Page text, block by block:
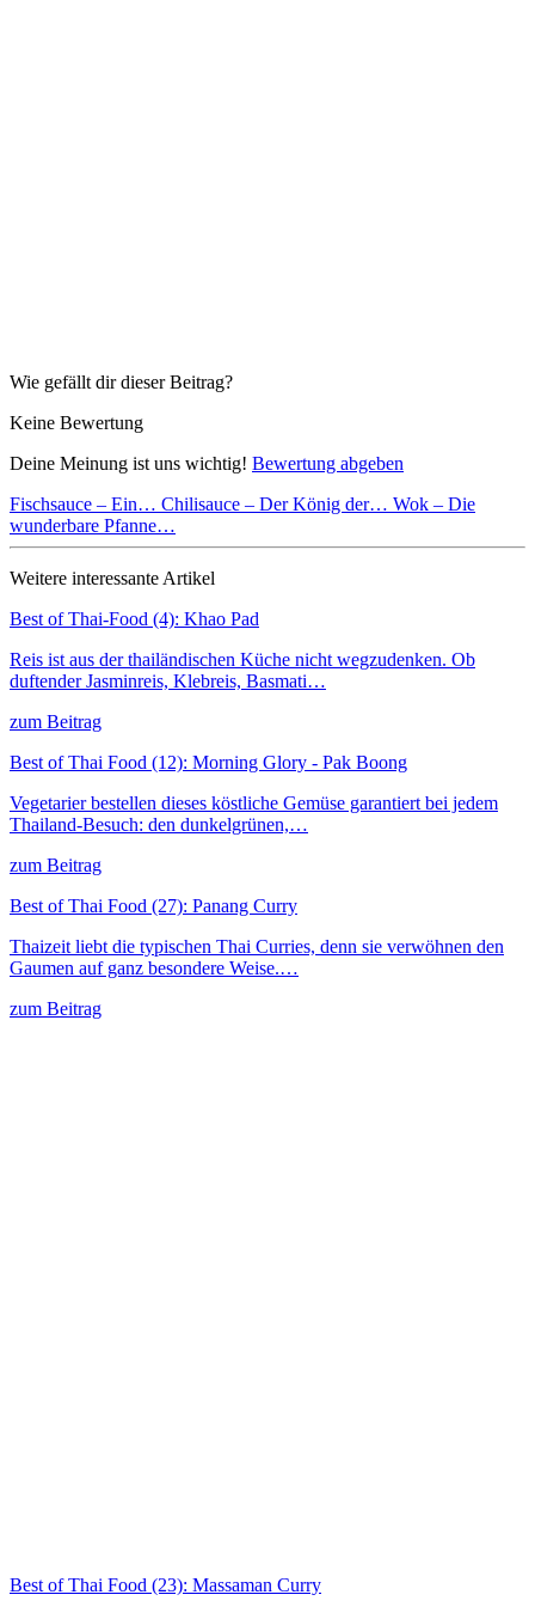
Wie gefällt dir dieser Beitrag?
Keine Bewertung
Deine Meinung ist uns wichtig! Bewertung abgeben
Fischsauce – Ein… Chilisauce – Der König der… Wok – Die
wunderbare Pfanne…
Weitere interessante Artikel
Best of Thai-Food (4): Khao Pad
Reis ist aus der thailändischen Küche nicht wegzudenken. Ob
duftender Jasminreis, Klebreis, Basmati…
zum Beitrag
Best of Thai Food (12): Morning Glory - Pak Boong
Vegetarier bestellen dieses köstliche Gemüse garantiert bei jedem
Thailand-Besuch: den dunkelgrünen,…
zum Beitrag
Best of Thai Food (27): Panang Curry
Thaizeit liebt die typischen Thai Curries, denn sie verwöhnen den
Gaumen auf ganz besondere Weise.…
zum Beitrag
Best of Thai Food (23): Massaman Curry